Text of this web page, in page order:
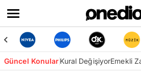
Güncel KonularKural DeğişiyorEmekli